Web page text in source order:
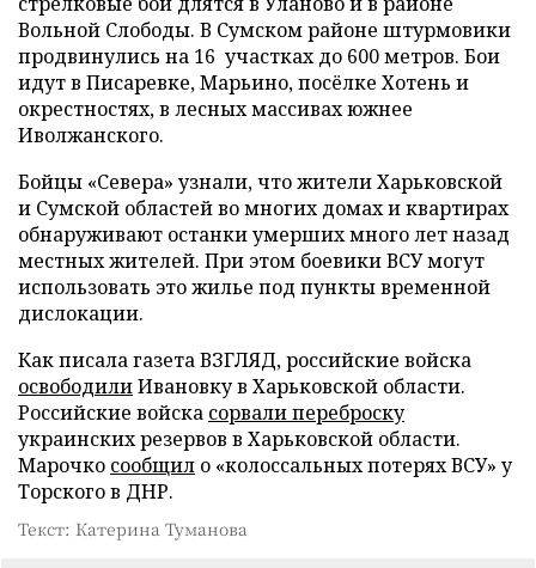
Вольной Слободы. В Сумском районе штурмовики
продвинулись на 16 участках до 600 метров. Бои
идут в Писаревке, Марьино, посёлке Хотень и
окрестностях, в лесных массивах южнее
Иволжанского.
Бойцы «Севера» узнали, что жители Харьковской
и Сумской областей во многих домах и квартирах
обнаруживают останки умерших много лет назад
местных жителей. При этом боевики ВСУ могут
использовать это жилье под пункты временной
дислокации.
Как писала газета ВЗГЛЯД, российские войска
освободилиИвановку в Харьковской области.
Российские войска сорвали переброску
украинских резервов в Харьковской области.
Марочко сообщил о «колоссальных потерях ВСУ» у
Торского в ДНР.
Текст: Катерина Туманова